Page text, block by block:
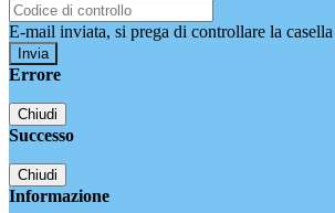
E-mail inviata, si prega di controllare la
Errore
Chiudi
Successo
Chiudi
Informazione